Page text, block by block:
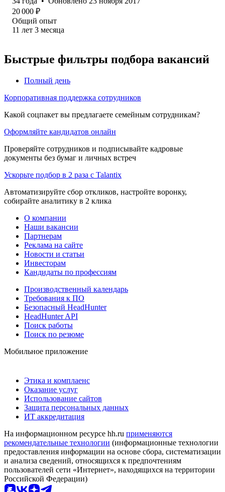
20 000 ₽
Общий опыт
11 лет 3 месяца
Быстрые фильтры подбора вакансий
Полный день
Корпоративная поддержка сотрудников
Какой соцпакет вы предлагаете семейным сотрудникам?
Оформляйте кандидатов онлайн
Проверяйте сотрудников и подписывайте кадровые
документы без бумаг и личных встреч
Ускорьте подбор в 2 раза с Talantix
Автоматизируйте сбор откликов, настройте воронку,
собирайте аналитику в 2 клика
О компании
Наши вакансии
Партнерам
Реклама на сайте
Новости и статьи
Инвесторам
Кандидаты по профессиям
Производственный календарь
Требования к ПО
Безопасный HeadHunter
HeadHunter API
Поиск работы
Поиск по резюме
Мобильное приложение
Этика и комплаенс
Оказание услуг
Использование сайтов
Защита персональных данных
ИТ аккредитация
На информационном ресурсе hh.ru применяются
рекомендательные технологии (информационные технологии
предоставления информации на основе сбора, систематизации
и анализа сведений, относящихся к предпочтениям
пользователей сети «Интернет», находящихся на территории
Российской Федерации)